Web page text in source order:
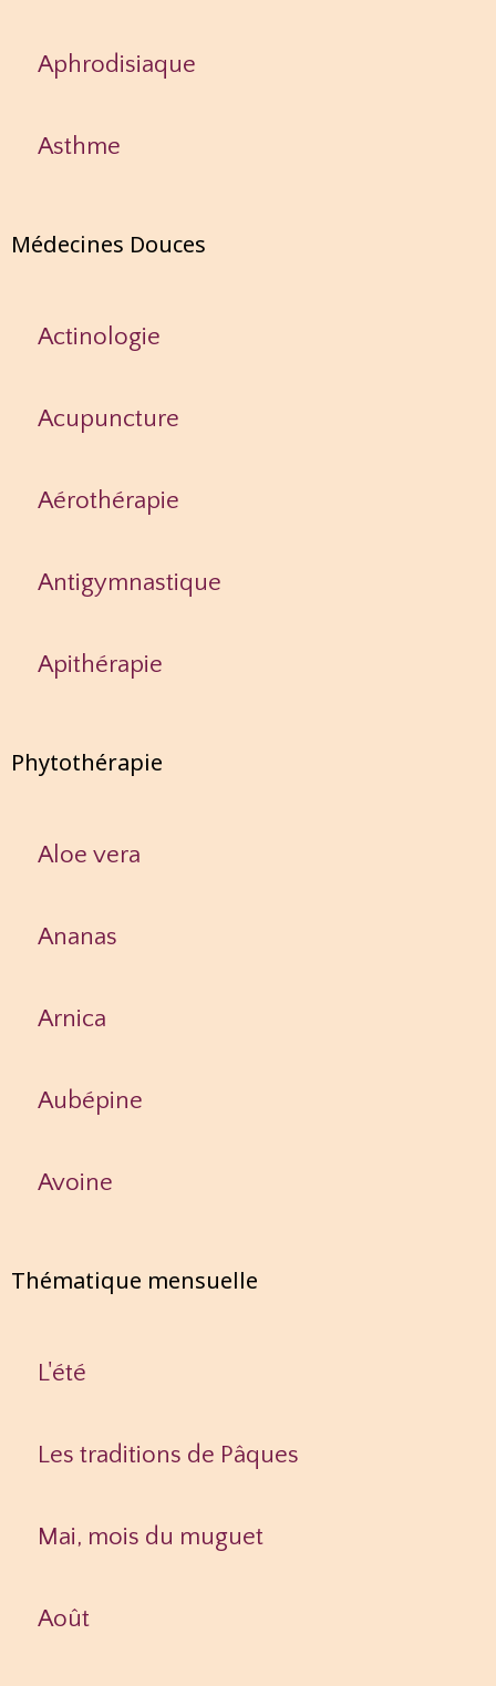
Aphrodisiaque
Asthme
Médecines Douces
Actinologie
Acupuncture
Aérothérapie
Antigymnastique
Apithérapie
Phytothérapie
Aloe vera
Ananas
Arnica
Aubépine
Avoine
Thématique mensuelle
L'été
Les traditions de Pâques
Mai, mois du muguet
Août